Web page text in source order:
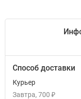
Способ доставки
Курьер
Завтра 700 ₽